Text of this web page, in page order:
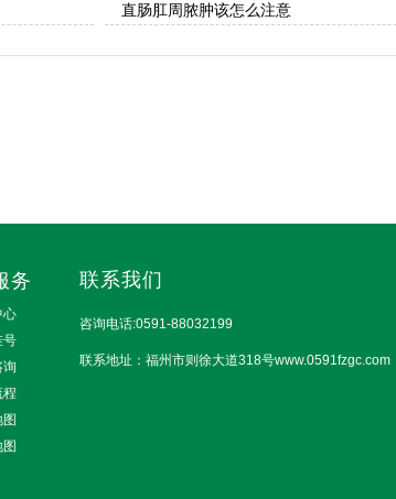
直肠肛周脓肿该怎么注意
务
心
号
询
程
联系我们
咨询电话:0591-88032199
联系地址：福州市则徐大道318号www.0591fzgc.com